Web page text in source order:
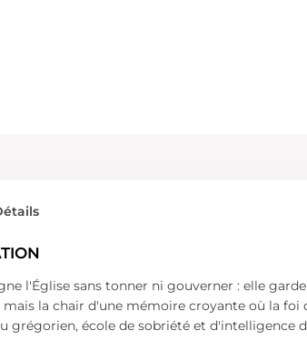
l'Église sans tonner ni gouverner : elle
la chair d'une mémoire croyante où la
grégorien, école de sobriété et d'intelligence